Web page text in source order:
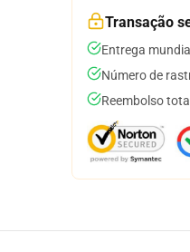
Transação
Entrega
Número de
Reembolso